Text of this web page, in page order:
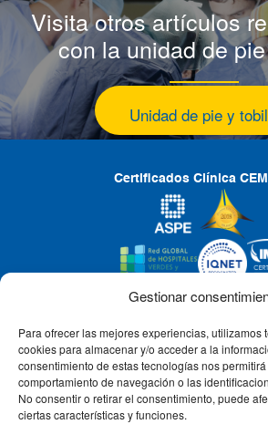
Gestionar
Para ofrecer las mejores experiencias, utilizamos
cookies para almacenar y/o acceder a la
consentimiento de estas tecnologías nos
comportamiento de navegación o las
No consentir o retirar el consentimiento, puede
ciertas características y funciones.
Visita otros artículos
con la unidad de
Unidad de pie y
Certificados Clínica
CLÍNICA CEMTRO
QUIÉNES SOMOS